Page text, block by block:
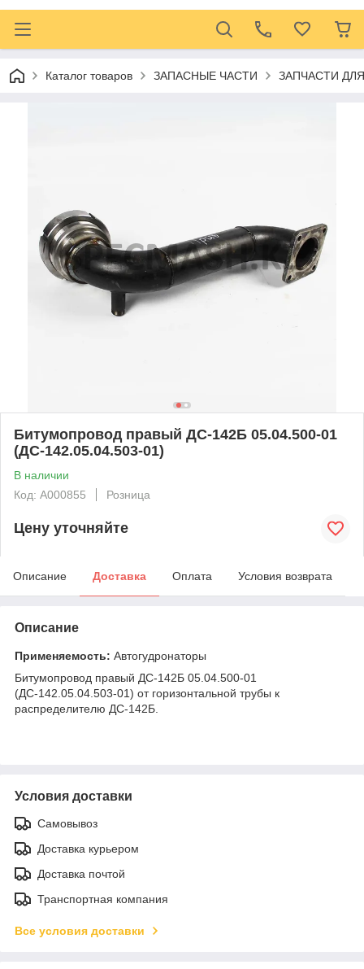
Каталог товаров ЗАПАСНЫЕ ЧАСТИ ЗАПЧАСТИ
Битумопровод правый ДС-142Б 05.04.500-01
(ДС-142.05.04.503-01)
В наличии
Код: А000855
Розница
Цену уточняйте
Описание Доставка Оплата Условия возврата
Описание
Применяемость: Автогудронаторы
Битумопровод правый ДС-142Б 05.04.500-01
(ДС-142.05.04.503-01) от горизонтальной трубы к
распределителю ДС-142Б.
Условия доставки
Самовывоз
Доставка курьером
Доставка почтой
Транспортная компания
Все условия доставки